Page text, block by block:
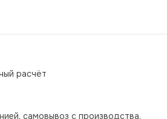
расчёт
самовывоз с производства,